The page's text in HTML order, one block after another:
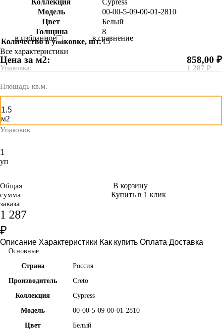
Коллекция
Cypress
Модель
00-00-5-09-00-01-2810
Цвет
Белый
Толщина
8
Количество в упаковке, шт.15
Все характеристики
в избранное в сравнение
Цена за м2:
Упаковка:
858,00 ₽
1 287 ₽
Площадь кв.м.
м2
Упаковок
уп
Общая
сумма
заказа
1 287
₽
В корзину
Купить в 1 клик
Описание Характеристики Как купить Оплата Доставка
Основные
Страна
Россия
Производитель
Creto
Коллекция
Cypress
Модель
00-00-5-09-00-01-2810
Цвет
Белый